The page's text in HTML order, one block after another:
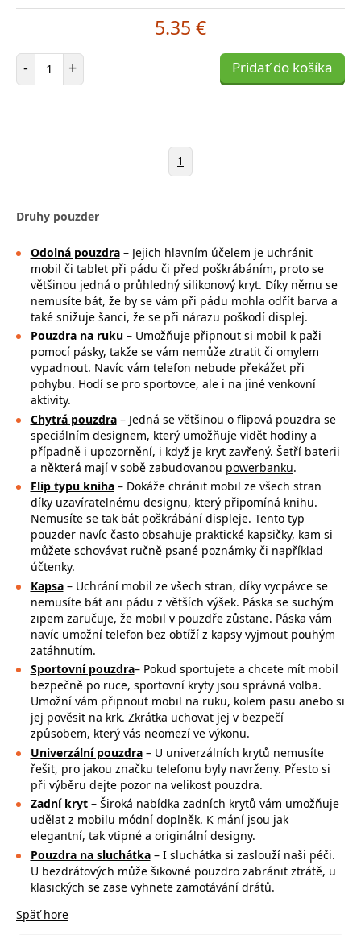
5.35 €
- Počet položiek
+ Pridať do košíka
1
Druhy pouzder
Odolná pouzdra– Jejich hlavním účelem je uchránit
mobil či tablet při pádu či před poškrábáním, proto se
většinou jedná o průhledný silikonový kryt. Díky němu se
nemusíte bát, že by se vám při pádu mohla odřít barva a
také snižuje šanci, že se při nárazu poškodí displej.
Pouzdra na ruku– Umožňuje připnout si mobil k paži
pomocí pásky, takže se vám nemůže ztratit či omylem
vypadnout. Navíc vám telefon nebude překážet při
pohybu. Hodí se pro sportovce, ale i na jiné venkovní
aktivity.
Chytrá pouzdra– Jedná se většinou o flipová pouzdra se
speciálním designem, který umožňuje vidět hodiny a
případně i upozornění, i když je kryt zavřený. Šetří baterii
a některá mají v sobě zabudovanou powerbanku.
Flip typu kniha– Dokáže chránit mobil ze všech stran
díky uzavíratelnému designu, který připomíná knihu.
Nemusíte se tak bát poškrábání displeje. Tento typ
pouzder navíc často obsahuje praktické kapsičky, kam si
můžete schovávat ručně psané poznámky či například
účtenky.
Kapsa– Uchrání mobil ze všech stran, díky vycpávce se
nemusíte bát ani pádu z větších výšek. Páska se suchým
zipem zaručuje, že mobil v pouzdře zůstane. Páska vám
navíc umožní telefon bez obtíží z kapsy vyjmout pouhým
zatáhnutím.
Sportovní pouzdra– Pokud sportujete a chcete mít mobil
bezpečně po ruce, sportovní kryty jsou správná volba.
Umožní vám připnout mobil na ruku, kolem pasu anebo si
jej pověsit na krk. Zkrátka uchovat jej v bezpečí
způsobem, který vás neomezí ve výkonu.
Univerzální pouzdra – U univerzálních krytů nemusíte
řešit, pro jakou značku telefonu byly navrženy. Přesto si
při výběru dejte pozor na velikost pouzdra.
Zadní kryt– Široká nabídka zadních krytů vám umožňuje
udělat z mobilu módní doplněk. K mání jsou jak
elegantní, tak vtipné a originální designy.
Pouzdra na sluchátka– I sluchátka si zaslouží naši péči.
U bezdrátových může šikovné pouzdro zabránit ztrátě, u
klasických se zase vyhnete zamotávání drátů.
Späť hore